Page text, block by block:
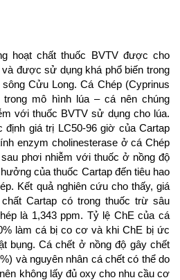
hoạt chất thuốc BVTV được cho
được sử dụng khá phổ biến trong
Cửu Long. Cá Chép (Cyprinus
mô hình lúa – cá nên chúng
với thuốc BVTV sử dụng cho lúa.
định giá trị LC50-96 giờ của Cartap
enzym cholinesterase ở cá Chép
phơi nhiễm với thuốc ở nồng độ
của thuốc Cartap đến tiêu hao
Kết quả nghiên cứu cho thấy, giá
Cartap có trong thuốc trừ sâu
là 1,343 ppm. Tỷ lệ ChE của cá
làm cá bị co cơ và khi ChE bị ức
bụng. Cá chết ở nồng độ gây chết
và nguyên nhân cá chết có thể do
không lấy đủ oxy cho nhu cầu cơ